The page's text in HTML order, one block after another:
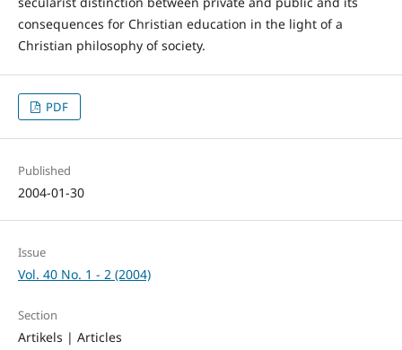
consequences for Christian education in the light of a
Christian philosophy of society.
PDF
Published
2004-01-30
Issue
Vol. 40 No. 1 - 2 (2004)
Section
Artikels | Articles